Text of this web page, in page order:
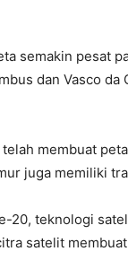
semakin pesat
dan Vasco
membuat
juga memiliki
20, teknologi
satelit